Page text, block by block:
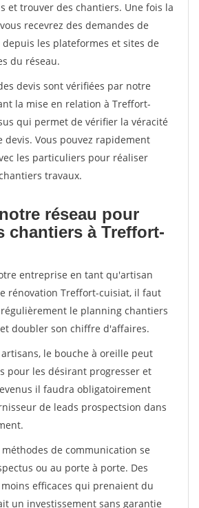
et trouver des chantiers. Une fois la
recevrez des demandes de
les plateformes et sites de
du réseau.
devis sont vérifiées par notre
la mise en relation à Treffort-
qui permet de vérifier la véracité
devis. Vous pouvez rapidement
les particuliers pour réaliser
travaux.
réseau pour
chantiers à Treffort-
entreprise en tant qu'artisan
rénovation Treffort-cuisiat, il faut
le planning chantiers
doubler son chiffre d'affaires.
le bouche à oreille peut
pour les désirant progresser et
il faudra obligatoirement
de leads prospectsion dans
de communication se
ou au porte à porte. Des
efficaces qui prenaient du
un investissement sans garantie